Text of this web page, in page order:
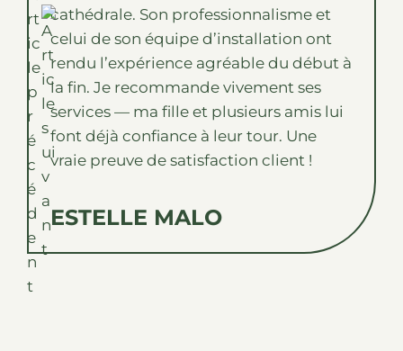
cathédrale. Son professionnalisme et
celui de son équipe d’installation ont
rendu l’expérience agréable du début à
la fin. Je recommande vivement ses
services — ma fille et plusieurs amis lui
font déjà confiance à leur tour. Une
vraie preuve de satisfaction client !
ESTELLE MALO